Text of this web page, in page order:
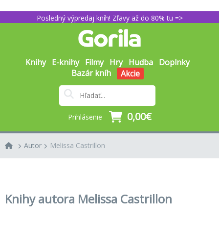
Posledný výpredaj kníh! Zľavy až do 80% tu =>
Knihy E-knihy Filmy Hry Hudba Doplnky
Bazár kníh
Akcie
Prihlásenie 0,00€
Autor Melissa Castrillon
Knihy autora Melissa Castrillon